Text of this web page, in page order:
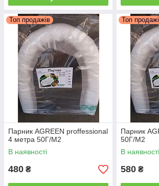
іншими парниками і теплицями.
Топ продажів
Парник AGREEN proffessional
4 метра 50Г/М2
В наявності
480 ₴
Топ
Парник
50Г/М2
В наявності
580 ₴